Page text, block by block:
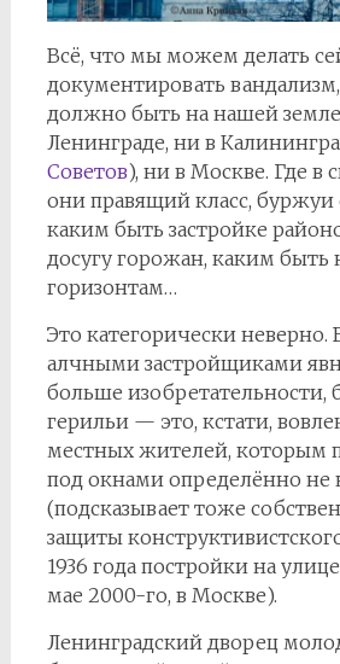
Всё, что мы можем делать
документировать
должно быть на нашей
Ленинграде, ни в
Советов), ни в Москве. Где в
они правящий класс,
каким быть застройке
досугу горожан, каким
горизонтам…
Это категорически неверно.
алчными застройщиками
больше изобретательности,
герильи — это, кстати,
местных жителей, которым
под окнами определённо
(подсказывает тоже
защиты
1936 года постройки на
мае 2000-го, в Москве).
Ленинградский дворец